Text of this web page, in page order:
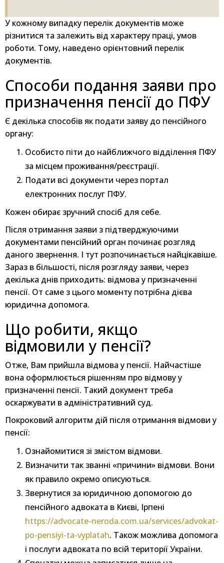
У кожному випадку перелік документів може
різнитися та залежить від характеру праці, умов
роботи. Тому, наведено орієнтовний перелік
документів.
Способи подання заяви про
призначення пенсії до ПФУ
Є декілька способів як подати заяву до пенсійного
органу:
Особисто піти до найближчого відділення ПФУ
за місцем проживання/реєстрації.
Подати всі документи через портал
електронних послуг ПФУ.
Кожен обирає зручний спосіб для себе.
Після отримання заяви з підтверджуючими
документами пенсійний орган починає розгляд
даного звернення. І тут розпочинається найцікавіше.
Зараз в більшості, після розгляду заяви, через
декілька днів приходить: відмова у призначенні
пенсії. От саме з цього моменту потрібна дієва
юридична допомога.
Що робити, якщо
відмовили у пенсії?
Отже, Вам прийшла відмова у пенсії. Найчастіше
вона оформлюється рішенням про відмову у
призначенні пенсії. Такий документ треба
оскаржувати в адміністративний суд.
Покроковий алгоритм дій після отримання відмови у
пенсії:
Ознайомитися зі змістом відмови.
Визначити так званні «причини» відмови. Вони
як правило окремо описуються.
Звернутися за юридичною допомогою до
пенсійного адвоката в Києві, Ірпені
https://advocate-neroda.com.ua/services/advokat-
po-pensiyi-ta-vyplatah. Також можлива допомога
і послуги адвоката по всій території України.